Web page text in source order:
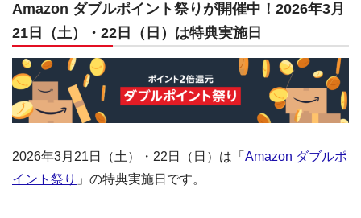
Amazon ダブルポイント祭りが開催中！2026年3月
21日（土）・22日（日）は特典実施日
2026年3月21日（土）・22日（日）は「 Amazon ダブルポ
イント祭り 」の特典実施日です。